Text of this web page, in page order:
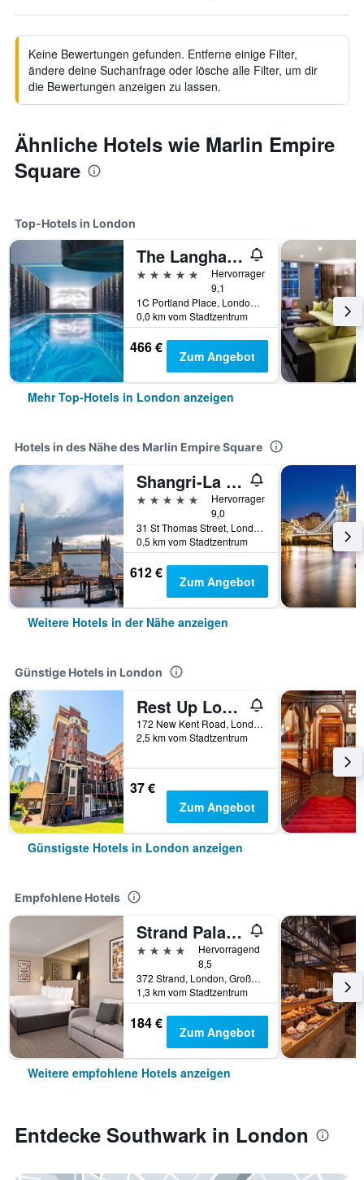
Keine Bewertungen gefunden. Entferne einige Filter,
ändere deine Suchanfrage oder lösche alle Filter, um dir
die Bewertungen anzeigen zu lassen.
Ähnliche Hotels wie Marlin Empire
Square
Top-Hotels in London
The Langham London
5 Sterne
Hervorragend
9,1
1C Portland Place, London, Großbritannien
0,0 km vom Stadtzentrum
466 € Zum Angebot
Mehr Top-Hotels in London anzeigen
Hotels in des Nähe des Marlin Empire Square
Shangri-La The Shard, London
5 Sterne
Hervorragend
9,0
31 St Thomas Street, London, Großbritannien
0,5 km vom Stadtzentrum
612 € Zum Angebot
Weitere Hotels in der Nähe anzeigen
Günstige Hotels in London
Rest Up London - Hostel
172 New Kent Road, London, Großbritannien
2,5 km vom Stadtzentrum
37 €
Zum Angebot
Günstigste Hotels in London anzeigen
Empfohlene Hotels
Strand Palace Hotel
4 Sterne
Hervorragend
8,5
372 Strand, London, Großbritannien
1,3 km vom Stadtzentrum
184 € Zum Angebot
Weitere empfohlene Hotels anzeigen
Entdecke Southwark in London